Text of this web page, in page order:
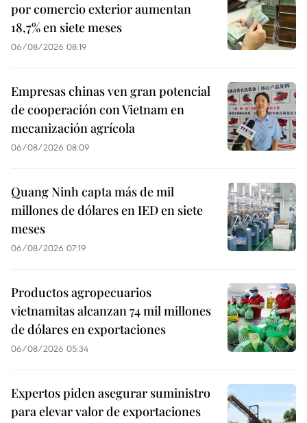
por comercio exterior aumentan
18,7% en siete meses
06/08/2026 08:19
Empresas chinas ven gran potencial
de cooperación con Vietnam en
mecanización agrícola
06/08/2026 08:09
Quang Ninh capta más de mil
millones de dólares en IED en siete
meses
06/08/2026 07:19
Productos agropecuarios
vietnamitas alcanzan 74 mil millones
de dólares en exportaciones
06/08/2026 05:34
Expertos piden asegurar suministro
para elevar valor de exportaciones